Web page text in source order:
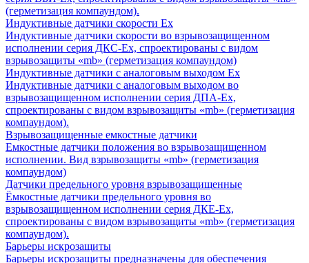
(герметизация компаундом).
Индуктивные датчики скорости Ех
Индуктивные датчики скорости во взрывозащищенном
исполнении серия ДКС-Ех, спроектированы с видом
взрывозащиты «mb» (герметизация компаундом)
Индуктивные датчики с аналоговым выходом Ех
Индуктивные датчики с аналоговым выходом во
взрывозащищенном исполнении серия ДПА-Ех,
спроектированы с видом взрывозащиты «mb» (герметизация
компаундом).
Взрывозащищенные емкостные датчики
Емкостные датчики положения во взрывозащищенном
исполнении. Вид взрывозащиты «mb» (герметизация
компаундом)
Датчики предельного уровня взрывозащищенные
Ёмкостные датчики предельного уровня во
взрывозащищенном исполнении серия ДКЕ-Ех,
спроектированы с видом взрывозащиты «mb» (герметизация
компаундом).
Барьеры искрозащиты
Барьеры искрозащиты предназначены для обеспечения